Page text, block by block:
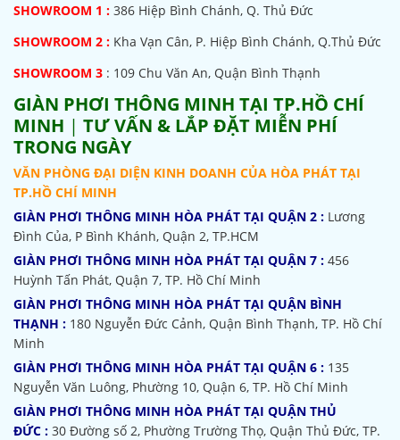
SHOWROOM 1 : 386 Hiệp Bình Chánh, Q. Thủ Đức
SHOWROOM 2 : Kha Vạn Cân, P. Hiệp Bình Chánh, Q.Thủ Đức
SHOWROOM 3 : 109 Chu Văn An, Quận Bình Thạnh
GIÀN PHƠI THÔNG MINH TẠI TP.HỒ CHÍ
MINH | TƯ VẤN & LẮP ĐẶT MIỄN PHÍ
TRONG NGÀY
VĂN PHÒNG ĐẠI DIỆN KINH DOANH CỦA HÒA PHÁT TẠI
TP.HỒ CHÍ MINH
GIÀN PHƠI THÔNG MINH HÒA PHÁT TẠI QUẬN 2 : Lương
Đình Của, P Bình Khánh, Quận 2, TP.HCM
GIÀN PHƠI THÔNG MINH HÒA PHÁT TẠI QUẬN 7 : 456
Huỳnh Tấn Phát, Quận 7, TP. Hồ Chí Minh
GIÀN PHƠI THÔNG MINH HÒA PHÁT TẠI QUẬN BÌNH
THẠNH : 180 Nguyễn Đức Cảnh, Quận Bình Thạnh, TP. Hồ Chí
Minh
GIÀN PHƠI THÔNG MINH HÒA PHÁT TẠI QUẬN 6 : 135
Nguyễn Văn Luông, Phường 10, Quận 6, TP. Hồ Chí Minh
GIÀN PHƠI THÔNG MINH HÒA PHÁT TẠI QUẬN THỦ
ĐỨC : 30 Đường số 2, Phường Trường Thọ, Quận Thủ Đức, TP.